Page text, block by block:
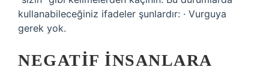
kullanabileceğiniz ifadeler şunlardır: · Vurguya
gerek yok.
NEGATIF INSANLARA